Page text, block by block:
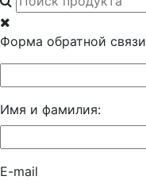
Форма обратной связи
Имя и фамилия:
E-mail